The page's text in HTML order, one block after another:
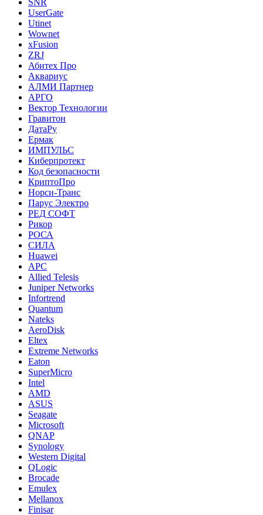
SNR
UserGate
Utinet
Wownet
xFusion
ZRJ
Абитех Про
Аквариус
АЛМИ Партнер
АРГО
Вектор Технологии
Гравитон
ДатаРу
Ермак
ИМПУЛЬС
Киберпротект
Код безопасности
КриптоПро
Норси-Транс
Парус Электро
РЕД СОФТ
Рикор
РОСА
СИЛА
Huawei
APC
Allied Telesis
Juniper Networks
Infortrend
Quantum
Nateks
AeroDisk
Eltex
Extreme Networks
Eaton
SuperMicro
Intel
AMD
ASUS
Seagate
Microsoft
QNAP
Synology
Western Digital
QLogic
Brocade
Emulex
Mellanox
Finisar